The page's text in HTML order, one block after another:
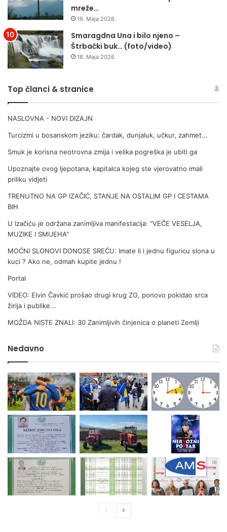
mreže…
19. Maja 2026.
Smaragdna Una i bilo njeno –
Štrbački buk… (foto/video)
18. Maja 2026.
Top članci & stranice
NASLOVNA - NOVI DIZAJN
Turcizmi u bosanskom jeziku: čardak, dunjaluk, učkur, zahmet…
Smuk je korisna neotrovna zmija i velika pogreška je ubiti ga
Upoznajte ovog ljepotana, kapitalca kojeg ste vjerovatno imali
priliku vidjeti
TRENUTNO NA GP IZAČIĆ, STANJE NA OSTALIM GP I CESTAMA
BIH
U Izačiću je održana zanimljiva manifestacija: "VEČE VESELJA,
MUZIKE I SMIJEHA"
MOĆNI SLONOVI DONOSE SREĆU: Imate li i jednu figuricu slona u
kuci ? Ako ne, odmah kupite jednu !
Portal
VIDEO: Elvin Čavkić prošao drugi krug ZG, ponovo pokidao srca
žirija i publike...
MOŽDA NISTE ZNALI: 30 Zanimljivih činjenica o planeti Zemlji
Nedavno
PrethodnaNaredna